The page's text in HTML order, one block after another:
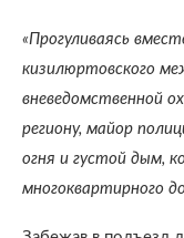
«Прогуливаясь
кизилюртовского
вневедомственной
региону, майор
огня и густой дым,
многоквартирного